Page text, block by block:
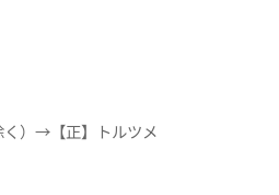
く）→【正】トルツメ